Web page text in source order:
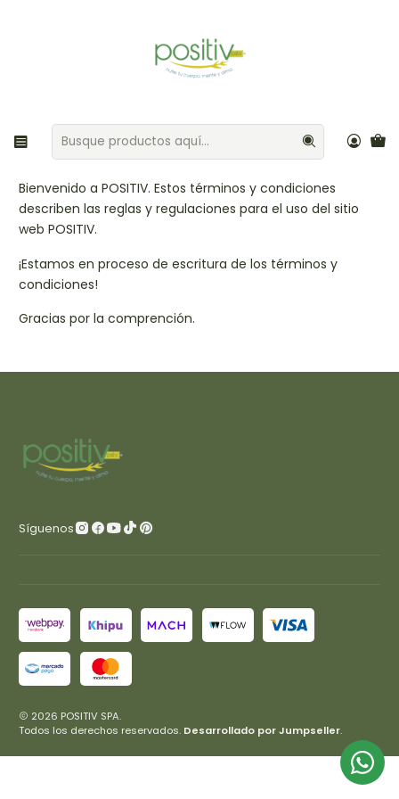
Términos y Condiciones
Bienvenido a POSITIV. Estos términos y condiciones
describen las reglas y regulaciones para el uso del sitio
web POSITIV.
¡Estamos en proceso de escritura de los términos y
condiciones!
Gracias por la comprención.
Síguenos
2026 POSITIV SPA.
Todos los derechos reservados. Desarrollado por Jumpseller.